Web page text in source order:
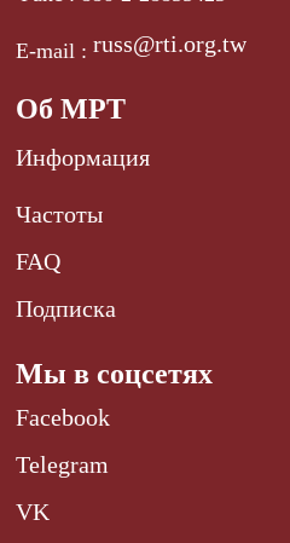
E-mail :russ@rti.org.tw
Об МРТ
Информация
Частоты
FAQ
Подписка
Мы в соцсетях
Facebook
Telegram
VK